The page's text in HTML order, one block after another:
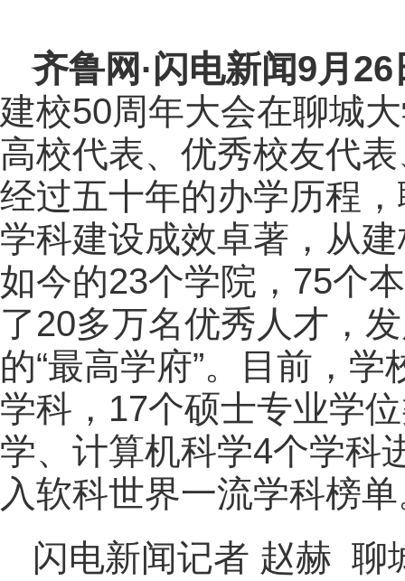
齐鲁网 ·闪电新闻9月26
建校50周年大会在聊城
高校代表、优秀校友代
经过五十年的办学历程
学科建设成效卓著，从
如今的23个学院，75个
了20多万名优秀人才，
的“最高学府”。目前，
学科，17个硕士专业学
学、计算机科学4个学科
入软科世界一流学科榜
闪电新闻记者 赵赫 聊